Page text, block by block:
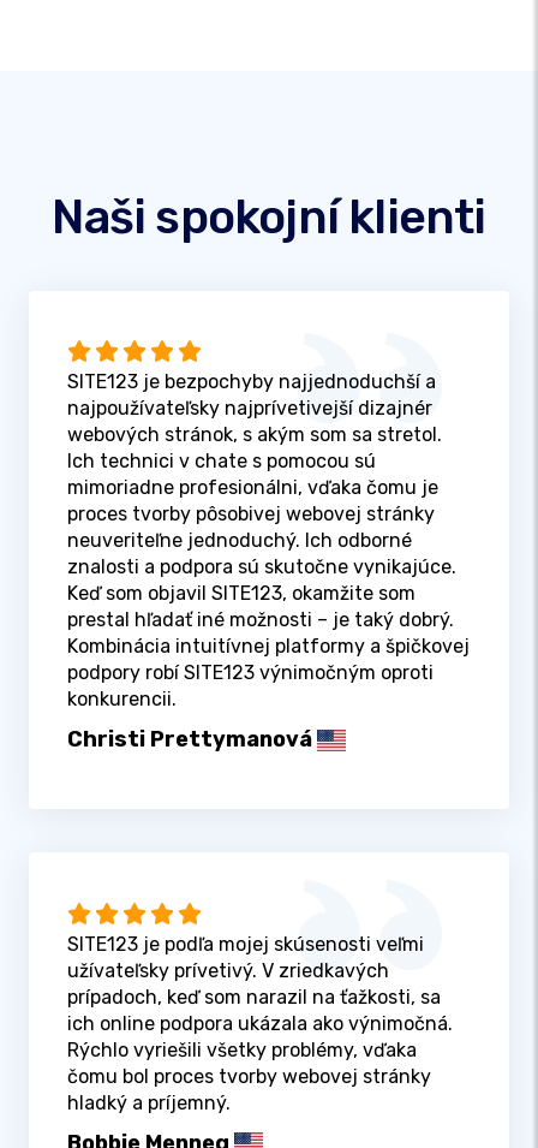
Naši spokojní klienti
SITE123 je bezpochyby najjednoduchší a
najpoužívateľsky najprívetivejší dizajnér
webových stránok, s akým som sa stretol.
Ich technici v chate s pomocou sú
mimoriadne profesionálni, vďaka čomu je
proces tvorby pôsobivej webovej stránky
neuveriteľne jednoduchý. Ich odborné
znalosti a podpora sú skutočne vynikajúce.
Keď som objavil SITE123, okamžite som
prestal hľadať iné možnosti – je taký dobrý.
Kombinácia intuitívnej platformy a špičkovej
podpory robí SITE123 výnimočným oproti
konkurencii.
Christi Prettymanová
SITE123 je podľa mojej skúsenosti veľmi
užívateľsky prívetivý. V zriedkavých
prípadoch, keď som narazil na ťažkosti, sa
ich online podpora ukázala ako výnimočná.
Rýchlo vyriešili všetky problémy, vďaka
čomu bol proces tvorby webovej stránky
hladký a príjemný.